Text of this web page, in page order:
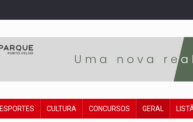
ESPORTES CULTURA CONCURSOS GERAL